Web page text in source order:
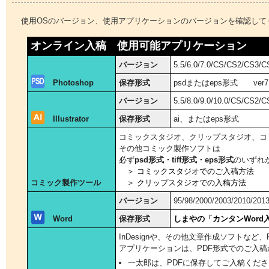
使用OSのバージョン、使用アプリケーションのバージョンを確認して
オンライン入稿 使用可能アプリケーション
Photoshop
バージョン
5.5/6.0/7.0/CS/CS2/CS3/
保存形式
psdまたはeps形式
Illustrator
バージョン
5.5/8.0/9.0/10.0/CS/CS2/
保存形式
ai、またはeps形式
コミック製作ツール
コミックスタジオ、クリップスタジオ、
その他コミック製作ソフトは
必ずpsd形式・tiff形式・eps形式のいずれ
＞ コミックスタジオでのご入稿方法
＞ クリップスタジオでの入稿方法
Word
バージョン
95/98/2000/2003/2010/
保存形式
しまやの「カンタンWord
InDesignや、その他文章作成ソフトなど
アプリケーションは、PDF形式でのご入
一太郎は、PDFに保存してご入稿くだ